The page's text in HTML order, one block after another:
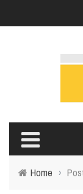
Home ›